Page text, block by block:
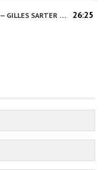
— GILLES SARTER & PATRICK MATTEIS 26:25